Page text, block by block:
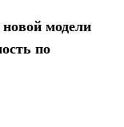
модели
по